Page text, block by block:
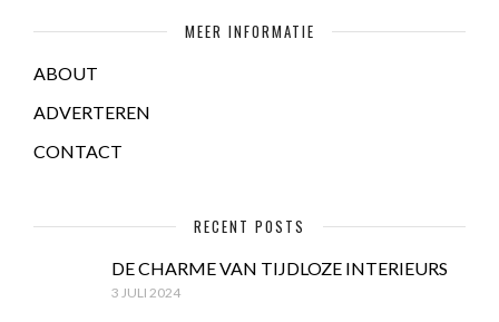
MEER INFORMATIE
ABOUT
ADVERTEREN
CONTACT
RECENT POSTS
DE CHARME VAN TIJDLOZE INTERIEURS
3 JULI 2024